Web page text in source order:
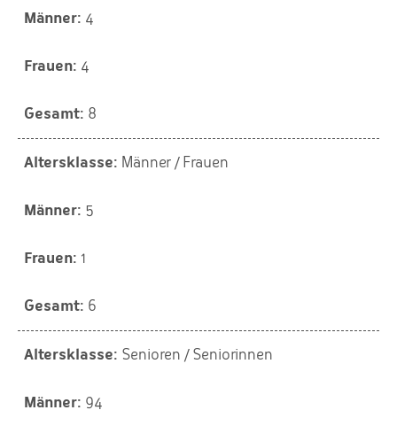
4
4
8
Männer / Frauen
5
1
6
Senioren / Seniorinnen
94